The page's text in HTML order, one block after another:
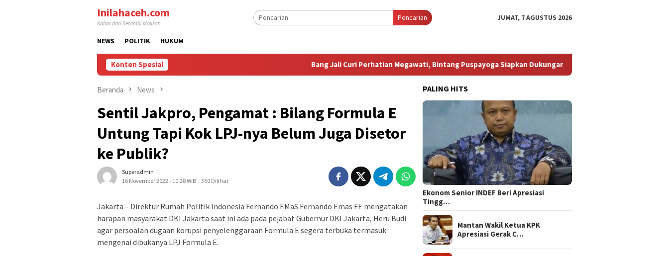
Inilahaceh.com
Kabar dari Serambi Makkah
Pencarian JUMAT, 7 AGUSTUS 2026
NEWS POLITIK HUKUM
Konten Spesial Bang Jali Curi Perhatian Megawati, Bintang Puspayoga Siapkan Dukungan Berkelanjutan
Beranda News
Sentil Jakpro, Pengamat : Bilang Formula E
Untung Tapi Kok LPJ-nya Belum Juga Disetor
ke Publik?
Superadmin
16 November 2022 - 10:28 WIB
350 Dilihat
Jakarta – Direktur Rumah Politik Indonesia Fernando EMaS Fernando Emas FE mengatakan
harapan masyarakat DKI Jakarta saat ini ada pada pejabat Gubernur DKI Jakarta, Heru Budi
agar persoalan dugaan korupsi penyelenggaraan Formula E segera terbuka termasuk
mengenai dibukanya LPJ Formula E.
PALING HITS
Ekonom Senior INDEF Beri Apresiasi
Tingg…
Mantan Wakil Ketua KPK
Apresiasi Gerak C…